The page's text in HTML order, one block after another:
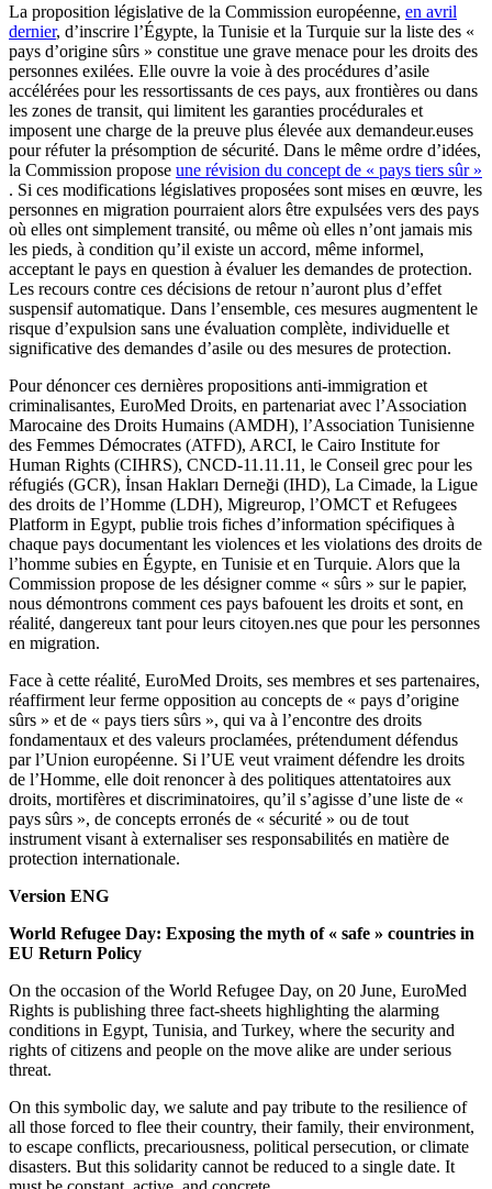
La proposition législative de la Commission européenne, en avril
dernier, d’inscrire l’Égypte, la Tunisie et la Turquie sur la liste des «
pays d’origine sûrs » constitue une grave menace pour les droits des
personnes exilées. Elle ouvre la voie à des procédures d’asile
accélérées pour les ressortissants de ces pays, aux frontières ou dans
les zones de transit, qui limitent les garanties procédurales et
imposent une charge de la preuve plus élevée aux demandeur.euses
pour réfuter la présomption de sécurité. Dans le même ordre d’idées,
la Commission propose une révision du concept de « pays tiers sûr »
. Si ces modifications législatives proposées sont mises en œuvre, les
personnes en migration pourraient alors être expulsées vers des pays
où elles ont simplement transité, ou même où elles n’ont jamais mis
les pieds, à condition qu’il existe un accord, même informel,
acceptant le pays en question à évaluer les demandes de protection.
Les recours contre ces décisions de retour n’auront plus d’effet
suspensif automatique. Dans l’ensemble, ces mesures augmentent le
risque d’expulsion sans une évaluation complète, individuelle et
significative des demandes d’asile ou des mesures de protection.
Pour dénoncer ces dernières propositions anti-immigration et
criminalisantes, EuroMed Droits, en partenariat avec l’Association
Marocaine des Droits Humains (AMDH), l’Association Tunisienne
des Femmes Démocrates (ATFD), ARCI, le Cairo Institute for
Human Rights (CIHRS), CNCD-11.11.11, le Conseil grec pour les
réfugiés (GCR), İnsan Hakları Derneği (IHD), La Cimade, la Ligue
des droits de l’Homme (LDH), Migreurop, l’OMCT et Refugees
Platform in Egypt, publie trois fiches d’information spécifiques à
chaque pays documentant les violences et les violations des droits de
l’homme subies en Égypte, en Tunisie et en Turquie. Alors que la
Commission propose de les désigner comme « sûrs » sur le papier,
nous démontrons comment ces pays bafouent les droits et sont, en
réalité, dangereux tant pour leurs citoyen.nes que pour les personnes
en migration.
Face à cette réalité, EuroMed Droits, ses membres et ses partenaires,
réaffirment leur ferme opposition au concepts de « pays d’origine
sûrs » et de « pays tiers sûrs », qui va à l’encontre des droits
fondamentaux et des valeurs proclamées, prétendument défendus
par l’Union européenne. Si l’UE veut vraiment défendre les droits
de l’Homme, elle doit renoncer à des politiques attentatoires aux
droits, mortifères et discriminatoires, qu’il s’agisse d’une liste de «
pays sûrs », de concepts erronés de « sécurité » ou de tout
instrument visant à externaliser ses responsabilités en matière de
protection internationale.
Version ENG
World Refugee Day: Exposing the myth of « safe » countries in
EU Return Policy
On the occasion of the World Refugee Day, on 20 June, EuroMed
Rights is publishing three fact-sheets highlighting the alarming
conditions in Egypt, Tunisia, and Turkey, where the security and
rights of citizens and people on the move alike are under serious
threat.
On this symbolic day, we salute and pay tribute to the resilience of
all those forced to flee their country, their family, their environment,
to escape conflicts, precariousness, political persecution, or climate
disasters. But this solidarity cannot be reduced to a single date. It